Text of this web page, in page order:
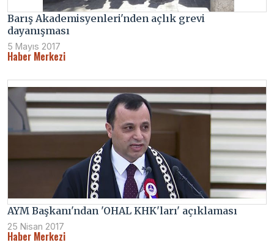
Barış Akademisyenleri'nden açlık grevi
dayanışması
5 Mayıs 2017
Haber Merkezi
AYM Başkanı'ndan 'OHAL KHK'ları' açıklaması
25 Nisan 2017
Haber Merkezi